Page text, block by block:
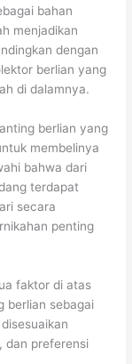
bahan
menjadikan
dengan
berlian yang
di dalamnya.
berlian yang
membelinya
bahwa dari
terdapat
secara
penting
faktor di atas
berlian sebagai
dan preferensi